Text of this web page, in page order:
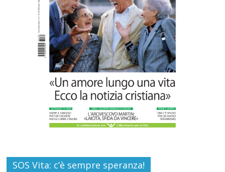
Carlo Casini, “giusto” perché testimone
della carità sociale
7 Agosto 2026 Commenti disabilitati
SOS Vita: c’è sempre speranza!